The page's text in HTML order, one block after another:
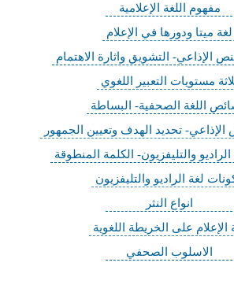
مفهوم اللغة الإعلامية
لغة ميتا ودورها في الإعلام
الإذاعي- التشويق واثارة الاهتمام
مستويات التعبير اللغوي
اللغة الصحفية- البساطة
تحديد الهدف وتعيين الجمهور
والتليفزيون- الكلمة المنطوقة
لغة الراديو والتليفزيون
انواع النثر
الإعلام على الخريطة اللغوية
الاسلوب الصحفي